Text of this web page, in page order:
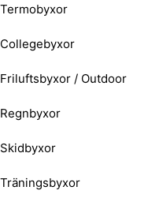
Termobyxor
Collegebyxor
Friluftsbyxor / Outdoor
Regnbyxor
Skidbyxor
Träningsbyxor